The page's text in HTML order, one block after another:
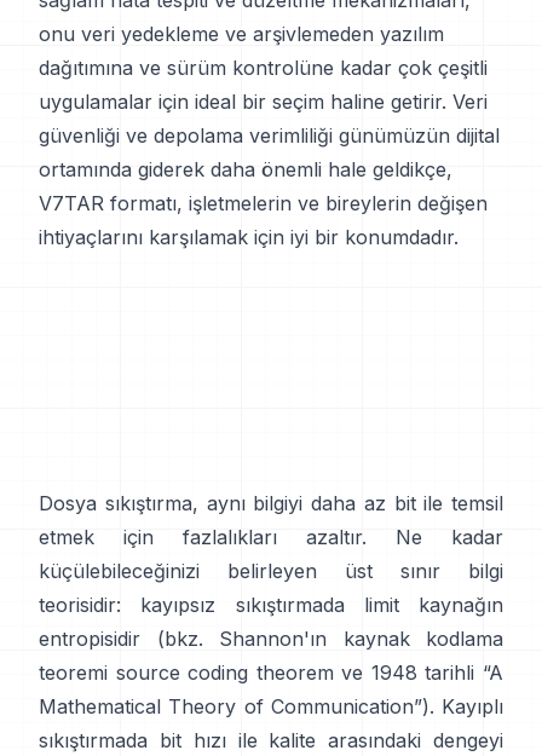
onu veri yedekleme ve arşivlemeden yazılım
dağıtımına ve sürüm kontrolüne kadar çok çeşitli
uygulamalar için ideal bir seçim haline getirir. Veri
güvenliği ve depolama verimliliği günümüzün dijital
ortamında giderek daha önemli hale geldikçe,
V7TAR formatı, işletmelerin ve bireylerin değişen
ihtiyaçlarını karşılamak için iyi bir konumdadır.
Dosya sıkıştırma, aynı bilgiyi daha az bit ile temsil
etmek için fazlalıkları azaltır. Ne kadar
küçülebileceğinizi belirleyen üst sınır bilgi
teorisidir: kayıpsız sıkıştırmada limit kaynağın
entropisidir (bkz. Shannon'ın kaynak kodlama
teoremi source coding theorem ve 1948 tarihli “A
Mathematical Theory of Communication”). Kayıplı
sıkıştırmada bit hızı ile kalite arasındaki dengeyi